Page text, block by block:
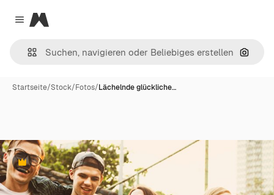
Close menu
Magnific
Nach
Startseite/Stock/Fotos/Lächelnde glückliche…
Premium